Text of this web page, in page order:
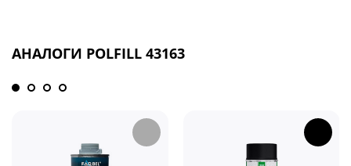
АНАЛОГИ POLFILL 43163